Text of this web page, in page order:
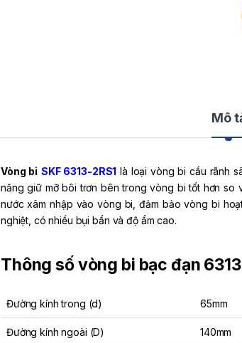
Mô
Vòng bi SKF 6313-2RS1 là loại vòng bi cầu rãnh
năng giữ mỡ bôi trơn bên trong vòng bi tốt hơn so
nước xâm nhập vào vòng bi, đảm bảo vòng bi
nghiệt, có nhiều bụi bẩn và độ ẩm cao.
Thông số vòng bi bạc đạn
Đường kính trong (d) 65mm
Đường kính ngoài (D) 140mm